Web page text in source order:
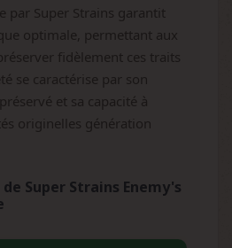
par Super Strains garantit
optimale, permettant aux
fidèlement ces traits
se caractérise par son
et sa capacité à
originelles génération
Super Strains Enemy's